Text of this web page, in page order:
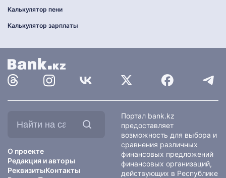
Калькулятор пени
Калькулятор зарплаты
О проекте
Редакция и авторы
РеквизитыКонтакты
Портал bank.kz
предоставляет
возможность для выбора и
сравнения различных
финансовых предложений
финансовых организаций,
действующих в Республике